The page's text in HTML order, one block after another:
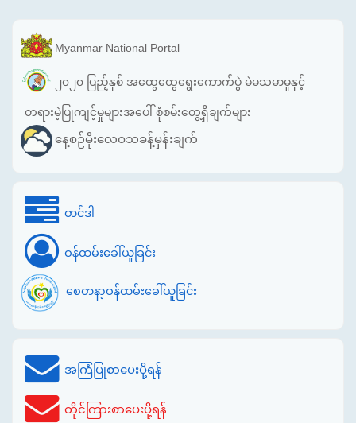
Myanmar National Portal
၂၀၂၀ ပြည့်နှစ် အထွေထွေရွေးကောက်ပွဲ မဲမသမာမှုနှင့်
တရားမဲ့ပြုကျင့်မှုများအပေါ် စုံစမ်းတွေ့ရှိချက်များ
နေ့စဉ်မိုးလေဝသခန့်မှန်းချက်
တင်ဒါ
ဝန်ထမ်းခေါ်ယူခြင်း
စေတနာ့ဝန်ထမ်းခေါ်ယူခြင်း
အကြံပြုစာပေးပို့ရန်
တိုင်ကြားစာပေးပို့ရန်